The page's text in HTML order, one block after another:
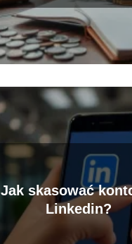
Jak skasować
Linkedin?